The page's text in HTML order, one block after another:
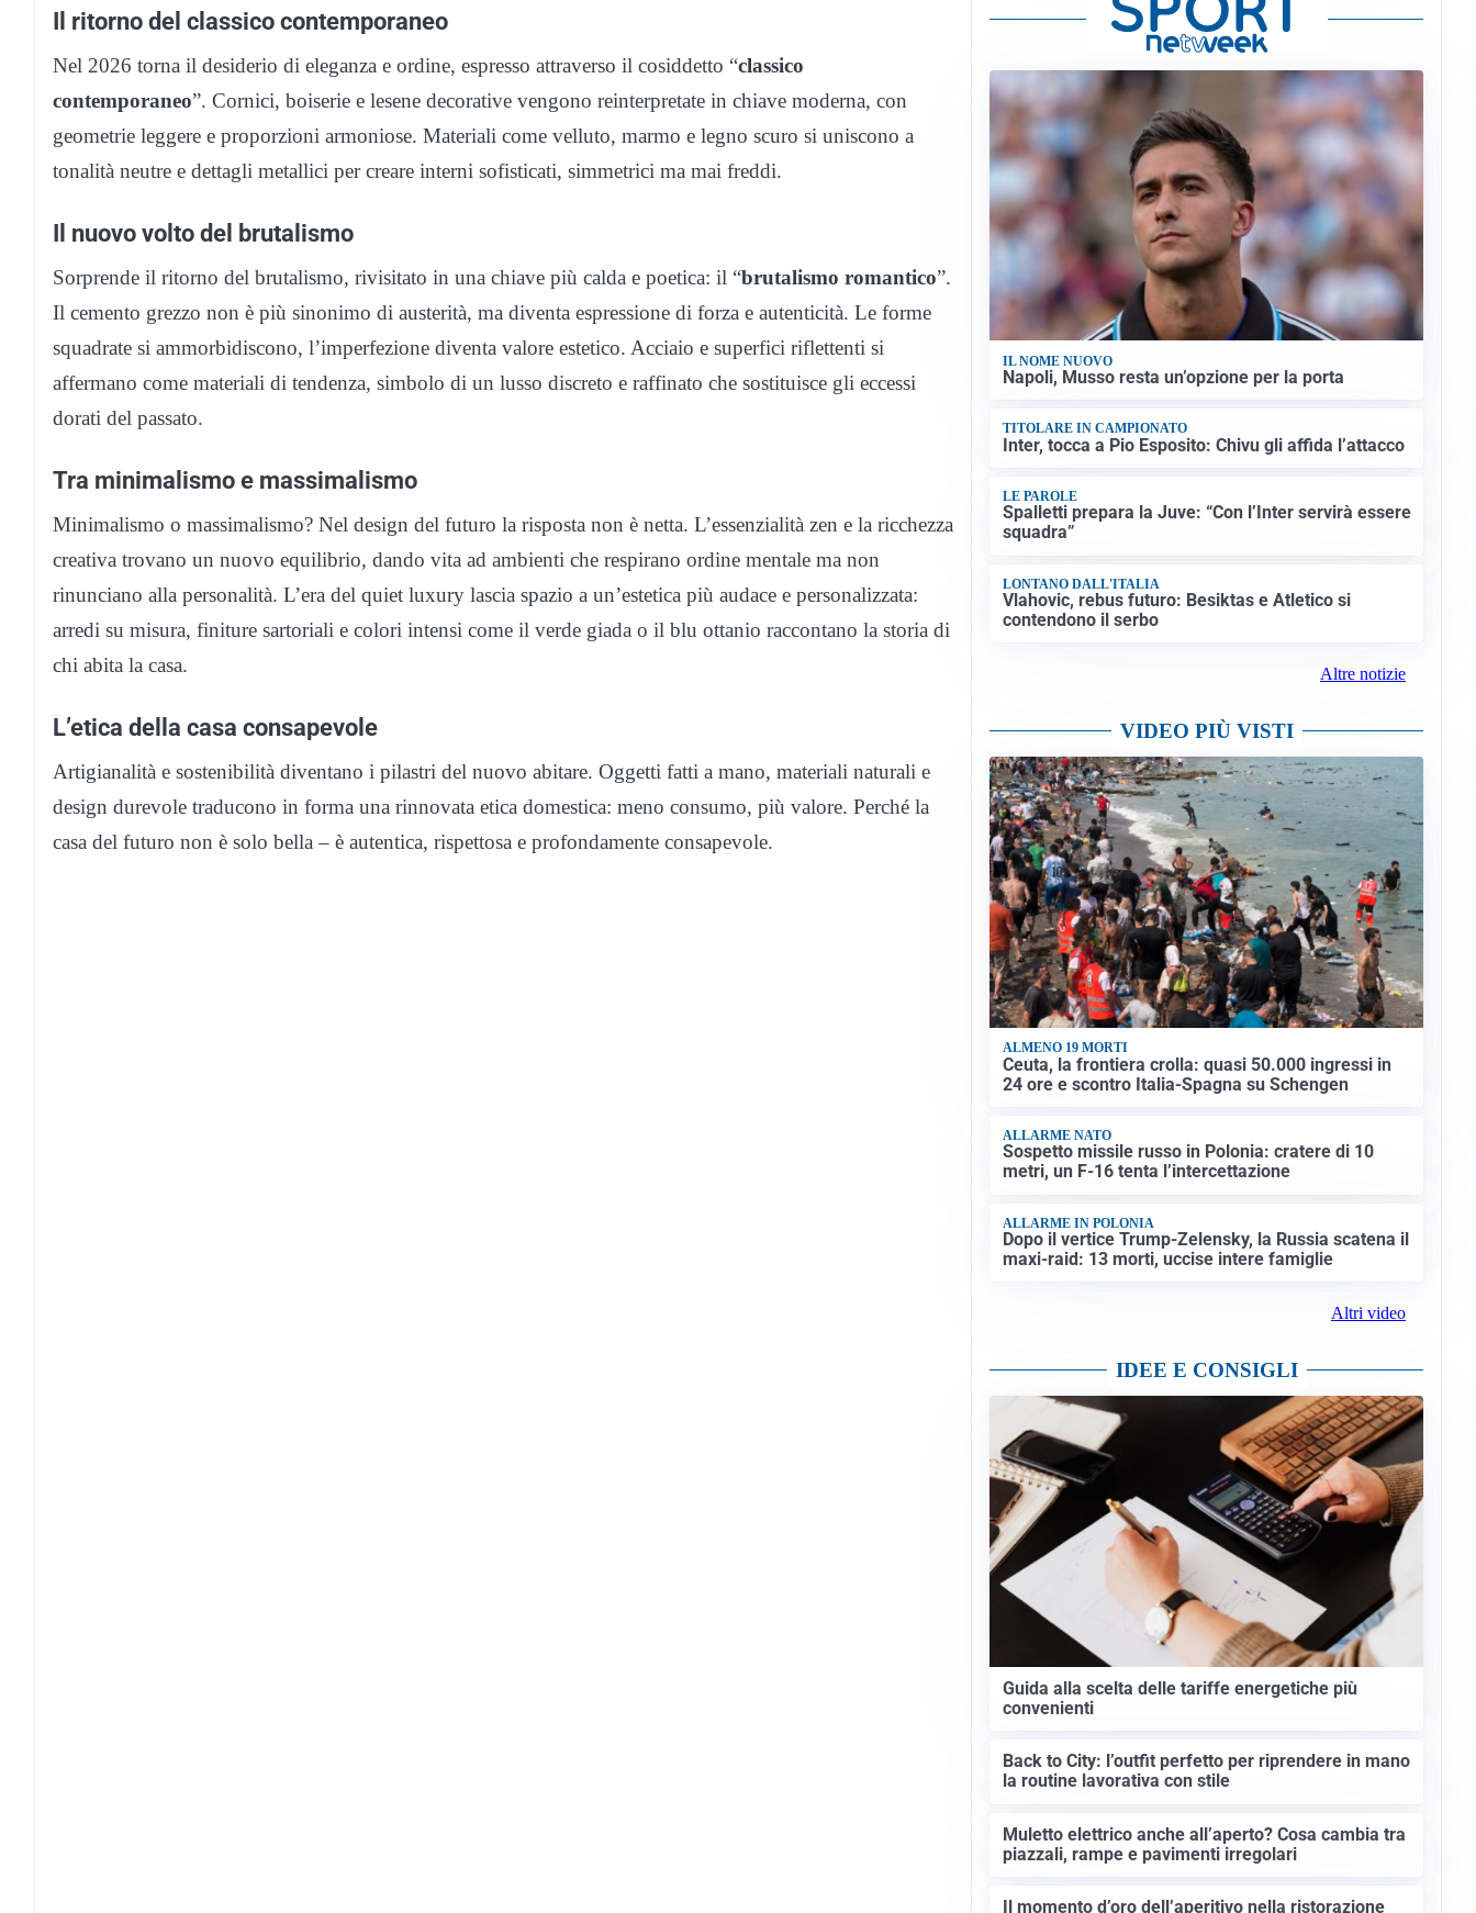
Il ritorno del classico contemporaneo
Nel 2026 torna il desiderio di eleganza e ordine, espresso attraverso il cosiddetto “classico
contemporaneo”. Cornici, boiserie e lesene decorative vengono reinterpretate in chiave moderna, con
geometrie leggere e proporzioni armoniose. Materiali come velluto, marmo e legno scuro si uniscono a
tonalità neutre e dettagli metallici per creare interni sofisticati, simmetrici ma mai freddi.
Il nuovo volto del brutalismo
Sorprende il ritorno del brutalismo, rivisitato in una chiave più calda e poetica: il “brutalismo romantico”.
Il cemento grezzo non è più sinonimo di austerità, ma diventa espressione di forza e autenticità. Le forme
squadrate si ammorbidiscono, l’imperfezione diventa valore estetico. Acciaio e superfici riflettenti si
affermano come materiali di tendenza, simbolo di un lusso discreto e raffinato che sostituisce gli eccessi
dorati del passato.
Tra minimalismo e massimalismo
Minimalismo o massimalismo? Nel design del futuro la risposta non è netta. L’essenzialità zen e la ricchezza
creativa trovano un nuovo equilibrio, dando vita ad ambienti che respirano ordine mentale ma non
rinunciano alla personalità. L’era del quiet luxury lascia spazio a un’estetica più audace e personalizzata:
arredi su misura, finiture sartoriali e colori intensi come il verde giada o il blu ottanio raccontano la storia di
chi abita la casa.
L’etica della casa consapevole
Artigianalità e sostenibilità diventano i pilastri del nuovo abitare. Oggetti fatti a mano, materiali naturali e
design durevole traducono in forma una rinnovata etica domestica: meno consumo, più valore. Perché la
casa del futuro non è solo bella – è autentica, rispettosa e profondamente consapevole.
IL NOME NUOVO
Napoli, Musso resta un’opzione per la porta
TITOLARE IN CAMPIONATO
Inter, tocca a Pio Esposito: Chivu gli affida l’attacco
LE PAROLE
Spalletti prepara la Juve: “Con l’Inter servirà essere
squadra”
LONTANO DALL'ITALIA
Vlahovic, rebus futuro: Besiktas e Atletico si
contendono il serbo
Altre notizie
VIDEO PIÙ VISTI
ALMENO 19 MORTI
Ceuta, la frontiera crolla: quasi 50.000 ingressi in
24 ore e scontro Italia-Spagna su Schengen
ALLARME NATO
Sospetto missile russo in Polonia: cratere di 10
metri, un F-16 tenta l’intercettazione
ALLARME IN POLONIA
Dopo il vertice Trump-Zelensky, la Russia scatena il
maxi-raid: 13 morti, uccise intere famiglie
Altri video
IDEE E CONSIGLI
Guida alla scelta delle tariffe energetiche più
convenienti
Back to City: l’outfit perfetto per riprendere in mano
la routine lavorativa con stile
Muletto elettrico anche all’aperto? Cosa cambia tra
piazzali, rampe e pavimenti irregolari
Il momento d’oro dell’aperitivo nella ristorazione